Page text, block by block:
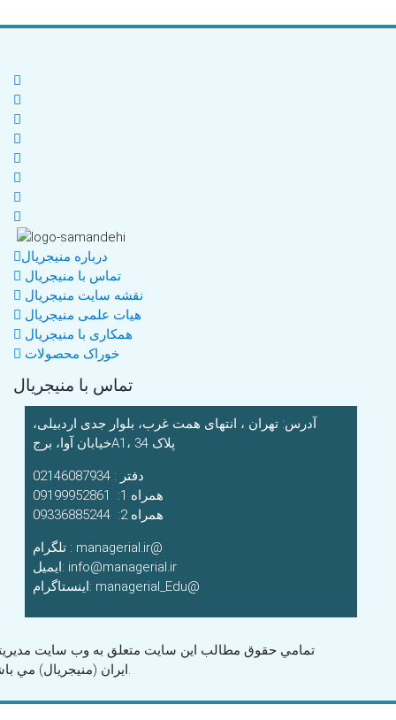
درباره منیجریال
تماس با منیجریال
نقشه سایت منیجریال
هیات علمی منیجریال
همکاری با منیجریال
خوراک محصولات
تماس با منیجریال
آدرس: تهران ، انتهای همت غرب، بلوار جدی اردبیلی،
خیابان آوا، برجA1، پلاک 34
همراه 1: 09199952861
همراه 2: 09336885244
تلگرام : managerial.ir@
ایمیل: info@managerial.ir
اینستاگرام: managerial_Edu@
تمامي حقوق مطالب اين سايت متعلق به وب سايت
ايران (منیجریال) مي باشد.